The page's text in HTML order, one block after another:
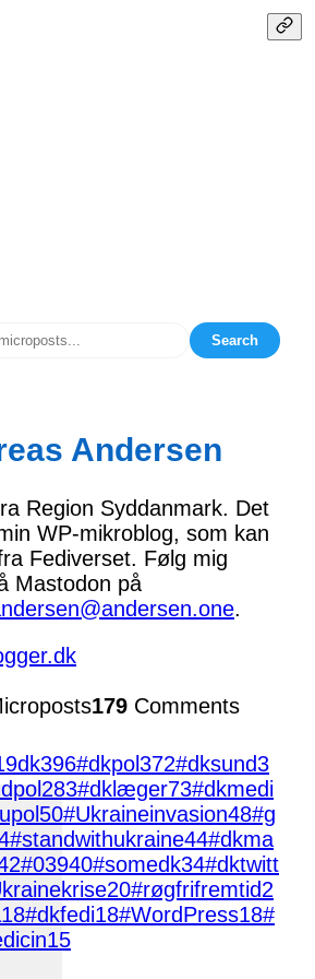
Search
Andersen
Region Syddanmark. Det
WP-mikroblog, som kan
Fediverset. Følg mig
Mastodon på
.
179 Comments
396#dkpol372#dksund3
283#dklæger73#dkmedi
50#Ukraineinvasion48#g
#standwithukraine44#dkma
#03940#somedk34#dktwitt
20#røgfrifremtid2
18#dkfedi18#WordPress18#
15